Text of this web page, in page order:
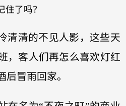
了吗？
清清的不见人影，这些天
，客人们再怎么喜欢灯红
后冒雨回家。